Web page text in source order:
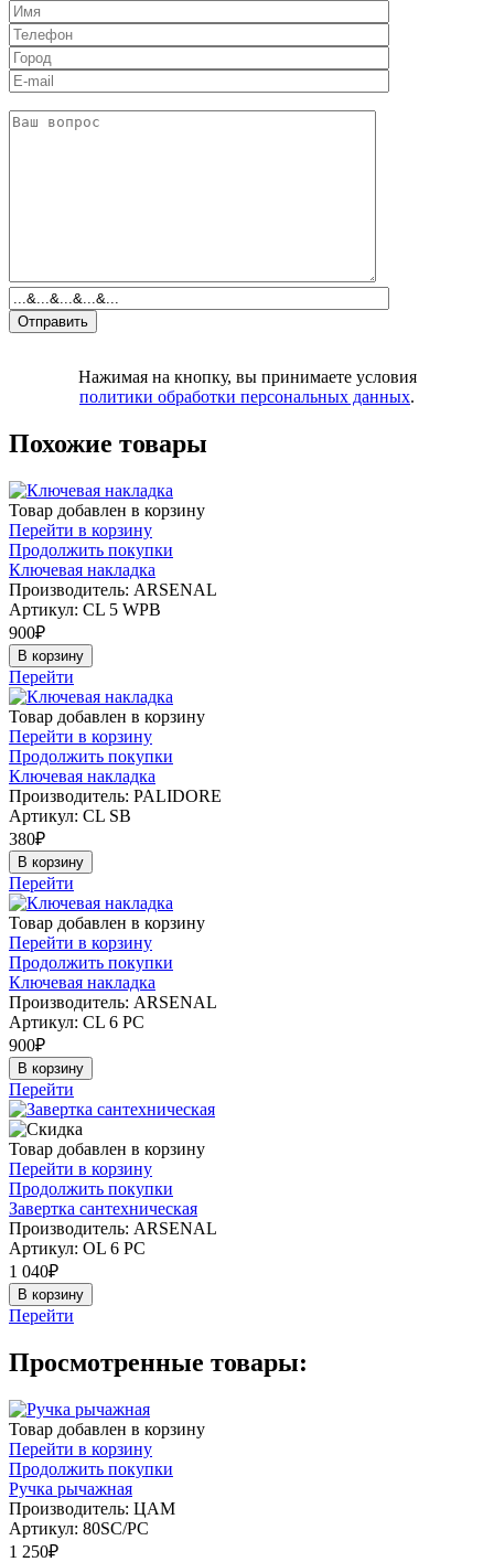
Нажимая на кнопку, вы принимаете условия
политики обработки персональных данных.
Похожие товары
Товар добавлен в корзину
Перейти в корзину
Продолжить покупки
Ключевая накладка
Производитель: ARSENAL
Артикул: CL 5 WPB
900₽
В корзину
Перейти
Товар добавлен в корзину
Перейти в корзину
Продолжить покупки
Ключевая накладка
Производитель: PALIDORE
Артикул: CL SB
380₽
В корзину
Перейти
Товар добавлен в корзину
Перейти в корзину
Продолжить покупки
Ключевая накладка
Производитель: ARSENAL
Артикул: CL 6 PC
900₽
В корзину
Перейти
Товар добавлен в корзину
Перейти в корзину
Продолжить покупки
Завертка сантехническая
Производитель: ARSENAL
Артикул: OL 6 PC
1 040₽
В корзину
Перейти
Просмотренные товары:
Товар добавлен в корзину
Перейти в корзину
Продолжить покупки
Ручка рычажная
Производитель: ЦАМ
Артикул: 80SC/PC
1 250₽